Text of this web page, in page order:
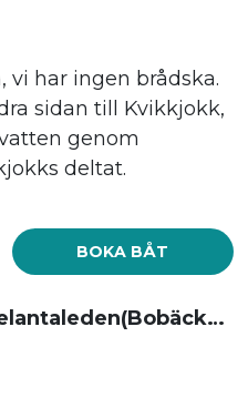
vi har ingen brådska.
sidan till Kvikkjokk,
genom
deltat.
BOKA BÅT
08:30 Kvikkjokk-Badjelantaleden(Bobäcken)